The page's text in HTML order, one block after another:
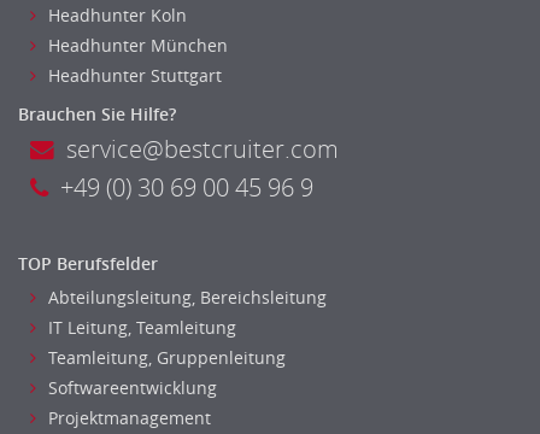
Headhunter Koln
Headhunter München
Headhunter Stuttgart
Brauchen Sie Hilfe?
service@bestcruiter.com
+49 (0) 30 69 00 45 96 9
TOP Berufsfelder
Abteilungsleitung, Bereichsleitung
IT Leitung, Teamleitung
Teamleitung, Gruppenleitung
Softwareentwicklung
Projektmanagement